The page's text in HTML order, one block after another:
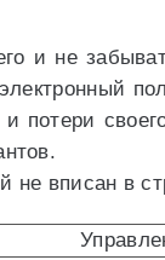
и не
потери
не вписан в